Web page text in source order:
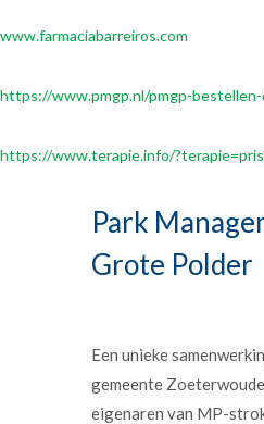
www.farmaciabarreiros.com
https://www.pmgp.nl/pmgp-
https://www.terapie.info/
Park
Grote Polder
Een unieke
gemeente
eigenaren van MP-